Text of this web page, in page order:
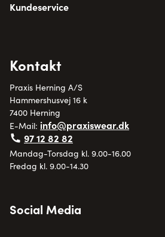
Kundeservice
Kontakt
Praxis Herning A/S
Hammershusvej 16 k
7400 Herning
E-Mail: info@praxiswear.dk
97 12 82 82
Mandag-Torsdag kl. 9.00-16.00
Fredag kl. 9.00-14.30
Social Media